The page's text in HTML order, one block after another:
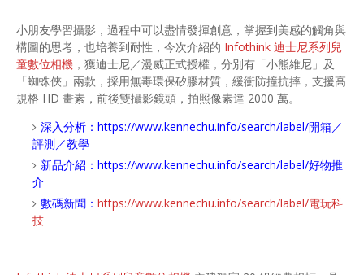
小朋友學習攝影，過程中可以盡情發揮創意，掌握到美感的觸角與
構圖的思考，也培養到耐性，今次介紹的 Infothink 迪士尼系列兒
童數位相機 ，獲迪士尼／漫威正式授權，分別有「小熊維尼」及
「蜘蛛俠」兩款，採用無毒環保矽膠材質，緩衝防撞抗摔，支援高
規格 HD 畫素，前後雙攝影鏡頭，拍照像素達 2000 萬。
深入分析： https://www.kennechu.info/search/label/開箱／
評測／教學
新品介紹： https://www.kennechu.info/search/label/好物推
介
數碼新聞： https://www.kennechu.info/search/label/電玩科
技